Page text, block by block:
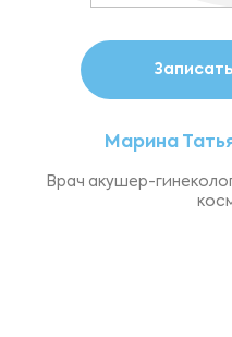
Марина
Врач акушер-